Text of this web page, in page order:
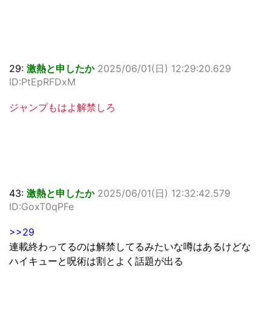
29: 激熱と申したか 2025/06/01(日) 12:29:20.629
ID:PtEpRFDxM
ジャンプもはよ解禁しろ
43: 激熱と申したか 2025/06/01(日) 12:32:42.579
ID:GoxT0qPFe
>>29
連載終わってるのは解禁してるみたいな噂はあるけどな
ハイキューと呪術は割とよく話題が出る